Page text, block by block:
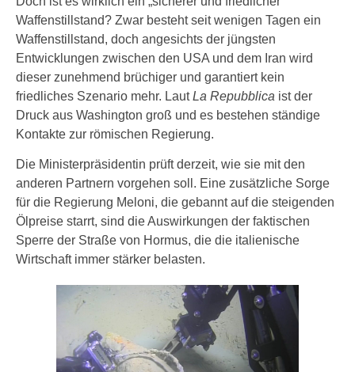
Waffenstillstand? Zwar besteht seit wenigen Tagen ein
Waffenstillstand, doch angesichts der jüngsten
Entwicklungen zwischen den USA und dem Iran wird
dieser zunehmend brüchiger und garantiert kein
friedliches Szenario mehr. LautLa Repubblica ist der
Druck aus Washington groß und es bestehen ständige
Kontakte zur römischen Regierung.
Die Ministerpräsidentin prüft derzeit, wie sie mit den
anderen Partnern vorgehen soll. Eine zusätzliche Sorge
für die Regierung Meloni, die gebannt auf die steigenden
Ölpreise starrt, sind die Auswirkungen der faktischen
Sperre der Straße von Hormus, die die italienische
Wirtschaft immer stärker belasten.